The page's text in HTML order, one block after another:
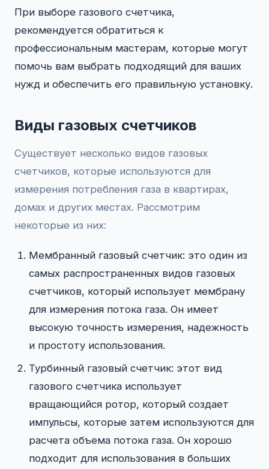
При выборе газового счетчика,
рекомендуется обратиться к
профессиональным мастерам, которые могут
помочь вам выбрать подходящий для ваших
нужд и обеспечить его правильную установку.
Виды газовых счетчиков
Существует несколько видов газовых
счетчиков, которые используются для
измерения потребления газа в квартирах,
домах и других местах. Рассмотрим
некоторые из них:
Мембранный газовый счетчик: это один из
самых распространенных видов газовых
счетчиков, который использует мембрану
для измерения потока газа. Он имеет
высокую точность измерения, надежность
и простоту использования.
Турбинный газовый счетчик: этот вид
газового счетчика использует
вращающийся ротор, который создает
импульсы, которые затем используются для
расчета объема потока газа. Он хорошо
подходит для использования в больших